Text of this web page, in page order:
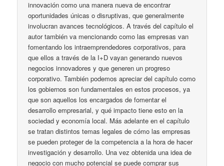
innovación como una manera nueva de encontrar
oportunidades únicas o disruptivas, que generalmente
involucran avances tecnológicos. A través del capítulo el
autor también va mencionando como las empresas van
fomentando los intraemprendedores corporativos, para
que ellos a través de la I+D vayan generando nuevos
negocios innovadores y que generen un progreso
corporativo. También podemos apreciar del capítulo como
los gobiernos son fundamentales en estos procesos, ya
que son aquellos los encargados de fomentar el
desarrollo empresarial, y qué impacto tiene esto en la
sociedad y economía local. Más adelante en el capítulo
se tratan distintos temas legales de cómo las empresas
se pueden proteger de la competencia a la hora de hacer
investigación y desarrollo. Una vez obtenida una idea de
negocio con mucho potencial se puede comprar sus